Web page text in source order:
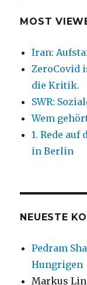
MOST
Iran:
ZeroCovid
die Kritik.
SWR:
Wem
1. Rede
in Berlin
NEUESTE
Pedram
Hungrigen
Markus